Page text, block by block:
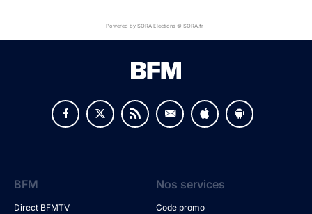
Powered by SORA Elections © SORA.fr
BFM
Direct BFMTV
Nos services
Code promo